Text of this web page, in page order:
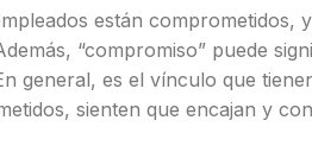
están comprometidos,
“compromiso” puede
general, es el vínculo que
sienten que encajan y